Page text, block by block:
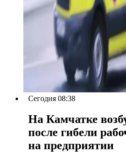
Сегодня 08:38
На Камчатке
после гибели
на предприятии